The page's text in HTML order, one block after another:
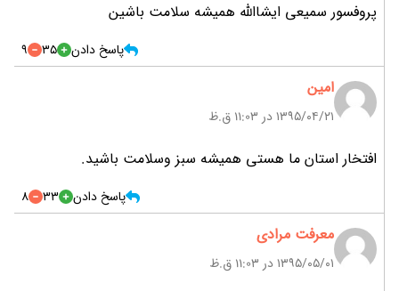
پروفسور سمیعی ایشاالله همیشه سلامت باشین
پاسخ دادن 35
9
امین
۱۳۹۵/۰۴/۲۱ در 11:03 ق.ظ
افتخار استان ما هستی همیشه سبز وسلامت باشید.
پاسخ دادن 33
8
معرفت مرادی
۱۳۹۵/۰۵/۰۱ در 11:03 ق.ظ